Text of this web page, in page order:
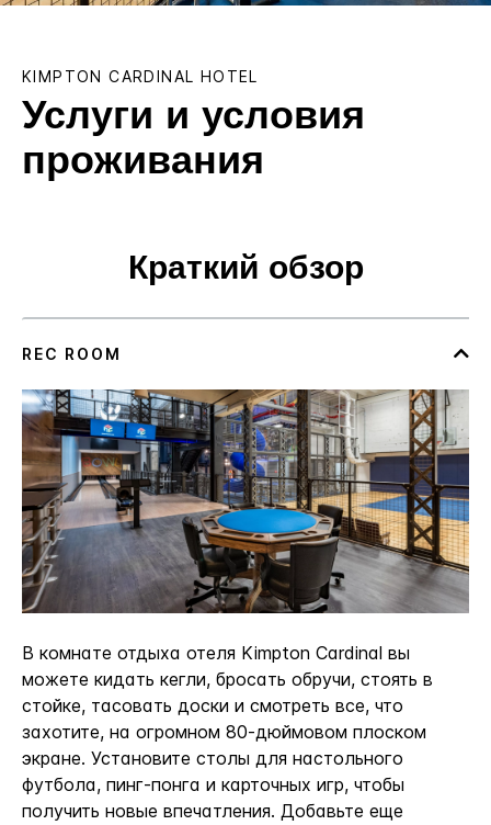
KIMPTON CARDINAL HOTEL
Услуги и условия
проживания
Краткий обзор
В комнате отдыха отеля Kimpton Cardinal вы
можете кидать кегли, бросать обручи, стоять в
стойке, тасовать доски и смотреть все, что
захотите, на огромном 80-дюймовом плоском
экране. Установите столы для настольного
футбола, пинг-понга и карточных игр, чтобы
получить новые впечатления. Добавьте еще